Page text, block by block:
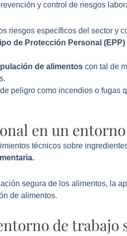
y control de riesgos
riesgos específicos del sector y
de Protección Personal (EPP)
de alimentoscon tal de
peligro como incendios o fugas
en un
técnicos sobre
segura de los alimentos, la
de alimentos.
de trabajo